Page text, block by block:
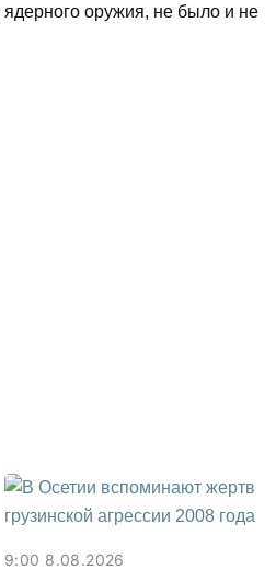
ядерного оружия, не было и не
9:00 8.08.2026